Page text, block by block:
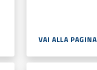
VAI ALLA PAGINA